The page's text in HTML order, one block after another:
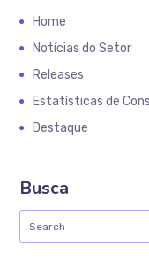
Home
Notícias do Setor
Releases
Estatísticas de
Destaque
Busca